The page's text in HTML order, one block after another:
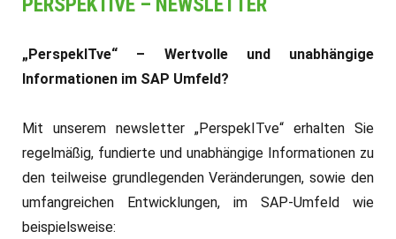
PERSPEKTIVE – NEWSLETTER
„PerspekITve“ – Wertvolle und unabhängige
Informationen im SAP Umfeld?
Mit unserem newsletter „PerspekITve“ erhalten Sie
regelmäßig, fundierte und unabhängige Informationen zu
den teilweise grundlegenden Veränderungen, sowie den
umfangreichen Entwicklungen, im SAP-Umfeld wie
beispielsweise: